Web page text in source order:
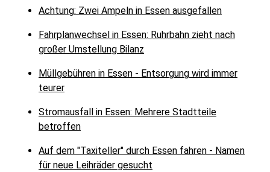
Achtung: Zwei Ampeln in Essen ausgefallen
Fahrplanwechsel in Essen: Ruhrbahn zieht nach
großer Umstellung Bilanz
Müllgebühren in Essen - Entsorgung wird immer
teurer
Stromausfall in Essen: Mehrere Stadtteile
betroffen
Auf dem "Taxiteller" durch Essen fahren - Namen
für neue Leihräder gesucht